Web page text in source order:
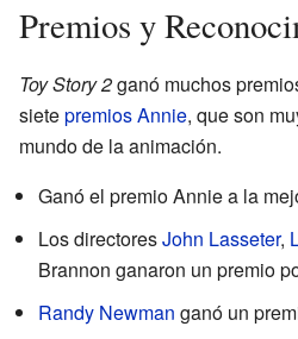
Premios y
Toy Story 2ganó muchos
sietepremios Annie, que son
mundo de la animación.
Ganó el premio Annie a la
Los directoresJohn Lasseter,
Brannon ganaron un premio
Randy Newman ganó un